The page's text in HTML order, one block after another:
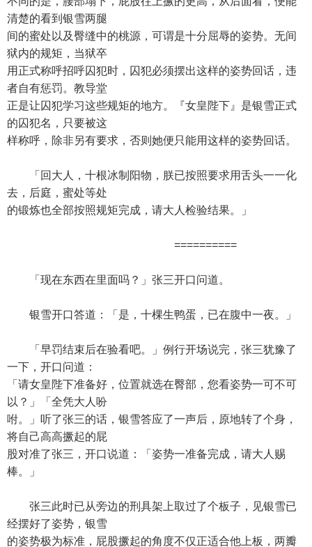
清楚的看到银雪两腿
间的蜜处以及臀缝中的桃源，可谓是十分屈辱的姿势。无间
狱内的规矩，当狱卒
用正式称呼招呼囚犯时，囚犯必须摆出这样的姿势回话，违
者自有惩罚。教导堂
正是让囚犯学习这些规矩的地方。『女皇陛下』是银雪正式
的囚犯名，只要被这
样称呼，除非另有要求，否则她便只能用这样的姿势回话。
「回大人，十根冰制阳物，朕已按照要求用舌头一一化
去，后庭，蜜处等处
的锻炼也全部按照规矩完成，请大人检验结果。」
==========
「现在东西在里面吗？」张三开口问道。
银雪开口答道：「是，十棵生鸭蛋，已在腹中一夜。」
「早罚结束后在验看吧。」例行开场说完，张三犹豫了
一下，开口问道：
「请女皇陛下准备好，位置就选在臀部，您看姿势一可不可
以？」「全凭大人吩
咐。」听了张三的话，银雪答应了一声后，原地转了个身，
将自己高高撅起的屁
股对准了张三，开口说道：「姿势一准备完成，请大人赐
棒。」
张三此时已从旁边的刑具架上取过了个板子，见银雪已
经摆好了姿势，银雪
的姿势极为标准，屁股撅起的角度不仅正适合他上板，两瓣